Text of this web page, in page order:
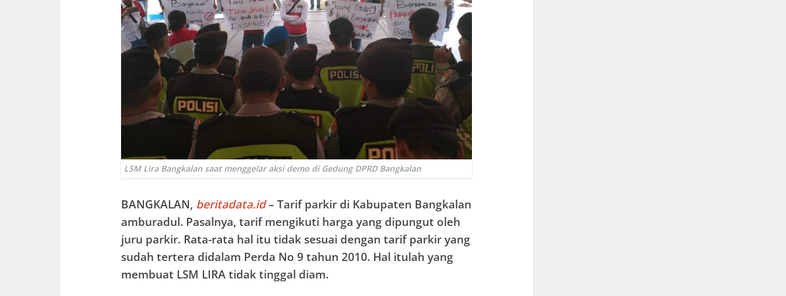
LSM Lira Bangkalan saat menggelar aksi demo di Gedung DPRD Bangkalan
BANGKALAN, beritadata.id– Tarif parkir di Kabupaten Bangkalan
amburadul. Pasalnya, tarif mengikuti harga yang dipungut oleh
juru parkir. Rata-rata hal itu tidak sesuai dengan tarif parkir yang
sudah tertera didalam Perda No 9 tahun 2010. Hal itulah yang
membuat LSM LIRA tidak tinggal diam.